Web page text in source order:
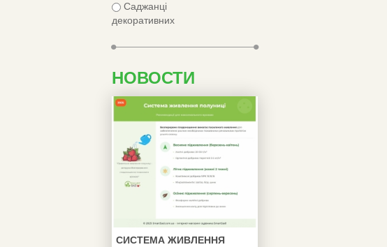
Саджанці
декоративних
НОВОСТИ
СИСТЕМА ЖИВЛЕННЯ